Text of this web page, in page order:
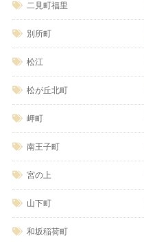
二見町福里
別所町
松江
松が丘北町
岬町
南王子町
宮の上
山下町
和坂稲荷町